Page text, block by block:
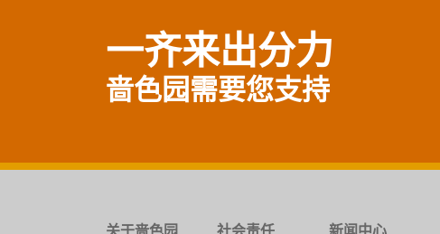
一齐来出分力
啬色园需要您支持
关于啬色园 社会责任 新闻中心